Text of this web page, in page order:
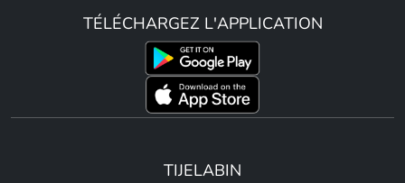
TÉLÉCHARGEZ L'APPLICATION
TIJELABIN